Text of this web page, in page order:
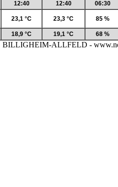
12:40 12:40 06:30
23,1 °C 23,3 °C 85 %
18,9 °C 19,1 °C 68 %
ALLFELD -